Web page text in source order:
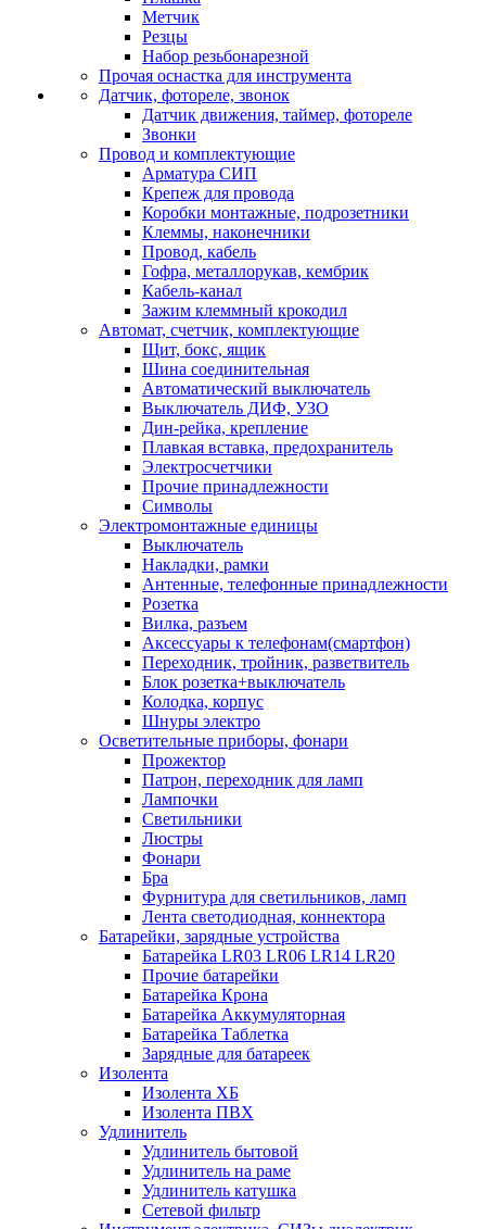
Метчик
Резцы
Набор резьбонарезной
Прочая оснастка для инструмента
Датчик, фотореле, звонок
Датчик движения, таймер, фотореле
Звонки
Провод и комплектующие
Арматура СИП
Крепеж для провода
Коробки монтажные, подрозетники
Клеммы, наконечники
Провод, кабель
Гофра, металлорукав, кембрик
Кабель-канал
Зажим клеммный крокодил
Автомат, счетчик, комплектующие
Щит, бокс, ящик
Шина соединительная
Автоматический выключатель
Выключатель ДИФ, УЗО
Дин-рейка, крепление
Плавкая вставка, предохранитель
Электросчетчики
Прочие принадлежности
Символы
Электромонтажные единицы
Выключатель
Накладки, рамки
Антенные, телефонные принадлежности
Розетка
Вилка, разъем
Аксессуары к телефонам(смартфон)
Переходник, тройник, разветвитель
Блок розетка+выключатель
Колодка, корпус
Шнуры электро
Осветительные приборы, фонари
Прожектор
Патрон, переходник для ламп
Лампочки
Светильники
Люстры
Фонари
Бра
Фурнитура для светильников, ламп
Лента светодиодная, коннектора
Батарейки, зарядные устройства
Батарейка LR03 LR06 LR14 LR20
Прочие батарейки
Батарейка Крона
Батарейка Аккумуляторная
Батарейка Таблетка
Зарядные для батареек
Изолента
Изолента ХБ
Изолента ПВХ
Удлинитель
Удлинитель бытовой
Удлинитель на раме
Удлинитель катушка
Сетевой фильтр